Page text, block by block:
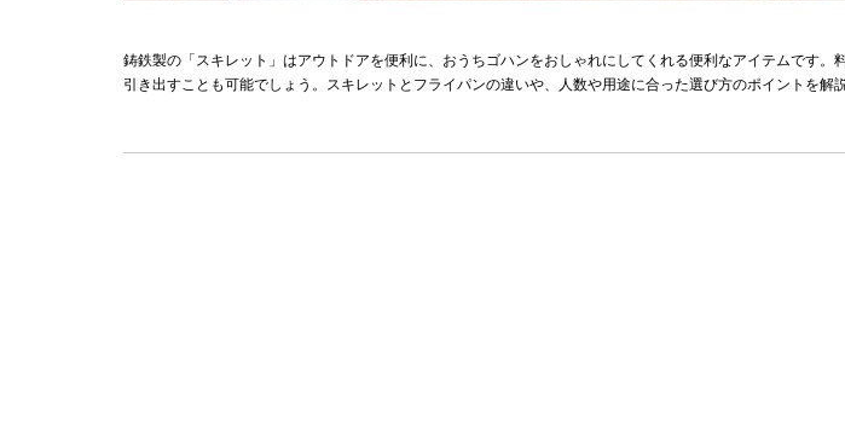
鋳鉄製の「スキレット」はアウトドアを便利に、おうちゴハンをおしゃれにしてくれる便利なアイテムです。
引き出すことも可能でしょう。スキレットとフライパンの違いや、人数や用途に合った選び方のポイントを解説